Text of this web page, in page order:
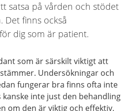
satsa på vården och stödet
Det finns också
dig som är patient.
som är särskilt viktigt att
Undersökningar och
fungerar bra finns ofta inte
inte just den behandling
om den är viktig och effektiv.